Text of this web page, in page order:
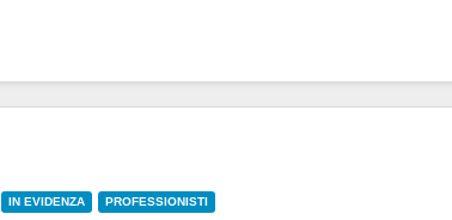
IN EVIDENZA PROFESSIONISTI